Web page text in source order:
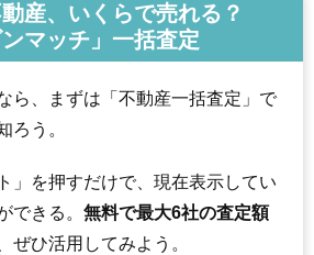
産、いくらで売れる？
ンマッチ」一括査定
ら、まずは「不動産一括査定」で
ろう。
」を押すだけで、現在表示してい
できる。 無料で最大6社の査定額
ぜひ活用してみよう。